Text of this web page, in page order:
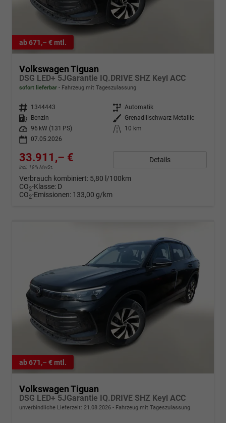
ab 671,– € mtl.
Volkswagen Tiguan
DSG LED+ 5JGarantie IQ.DRIVE SHZ Keyl ACC
sofort lieferbar Fahrzeug mit Tageszulassung
Fahrzeugnr. 1344443 Getriebe Automatik
Kraftstoff
Benzin Außenfarbe
Grenadillschwarz Metallic
Leistung
96 kW (131 PS) Kilometerstand
10 km
07.05.2026
33.911,– €
incl. 19% MwSt.
Details
Verbrauch kombiniert: 5,80 l/100km
CO2-Klasse: D
CO2-Emissionen: 133,00 g/km
ab 671,– € mtl.
Volkswagen Tiguan
DSG LED+ 5JGarantie IQ.DRIVE SHZ Keyl ACC
unverbindliche Lieferzeit: 21.08.2026 Fahrzeug mit Tageszulassung